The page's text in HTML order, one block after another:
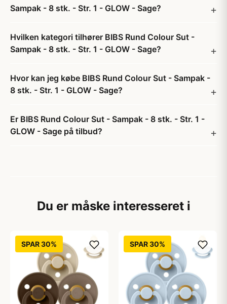
Sampak - 8 stk. - Str. 1 - GLOW - Sage?
Hvilken kategori tilhører BIBS Rund Colour Sut -
Sampak - 8 stk. - Str. 1 - GLOW - Sage?
Hvor kan jeg købe BIBS Rund Colour Sut - Sampak -
8 stk. - Str. 1 - GLOW - Sage?
Er BIBS Rund Colour Sut - Sampak - 8 stk. - Str. 1 -
GLOW - Sage på tilbud?
Du er måske interesseret i
SPAR 30% SPAR 30%